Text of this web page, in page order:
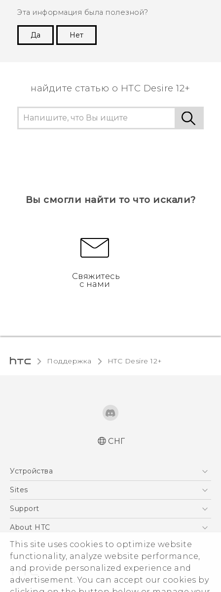
This site uses cookies to optimize website
functionality, analyze website performance,
and provide personalized experience and
advertisement. You can accept our cookies by
Эта информация была полезной?
Да
Нет
найдите статью о HTC Desire 12+
Вы смогли найти то что искали?
Свяжитесь
с нами
Поддержка HTC Desire 12+‎
Русский - Руководство пользователя
Русский - Руководство по безопасности и
соответствию стандартам
Қазақ - жұмысты бастау нұсқаулығы
Safety and regulatory guide
СНГ
Устройства
5G
EXODUS
VIVE
Sites
HTC Dev
Support
ПОДДЕРЖКА
About HTC
ESG
Инвестирование
Политика конфиденциальности